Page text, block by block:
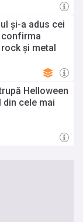
și-a adus cei
confirma
și metal
Helloween
din cele mai